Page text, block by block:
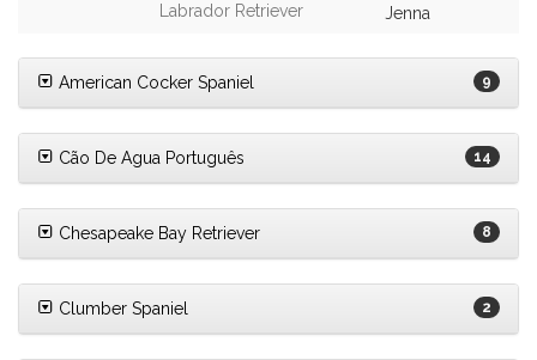
Labrador Retriever
Jenna
American Cocker Spaniel 9
Cão De Agua Português 14
Chesapeake Bay Retriever 8
Clumber Spaniel 2